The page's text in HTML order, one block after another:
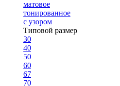
матовое
тонированное
с узором
Типовой размер
30
40
50
60
67
70